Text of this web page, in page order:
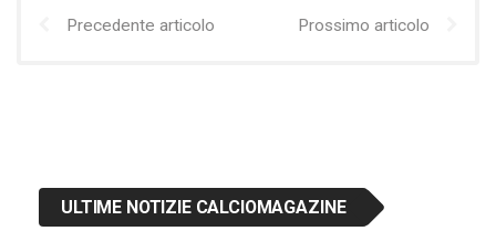
Precedente articolo Prossimo articolo
ULTIME NOTIZIE CALCIOMAGAZINE